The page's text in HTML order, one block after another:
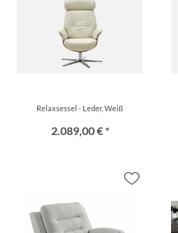
Relaxsessel - Leder, Weiß
2.089,00 € *